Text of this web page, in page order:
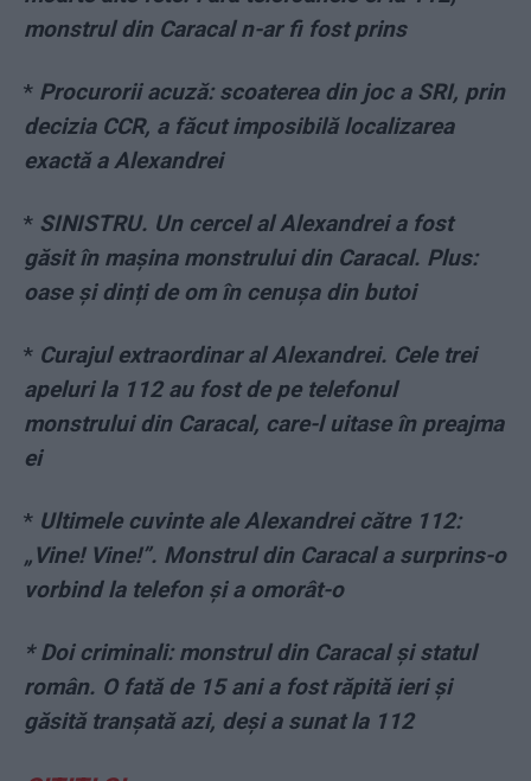
monstrul din Caracal n-ar fi fost prins
* Procurorii acuză: scoaterea din joc a SRI, prin
decizia CCR, a făcut imposibilă localizarea
exactă a Alexandrei
* SINISTRU. Un cercel al Alexandrei a fost
găsit în mașina monstrului din Caracal. Plus:
oase și dinți de om în cenușa din butoi
* Curajul extraordinar al Alexandrei. Cele trei
apeluri la 112 au fost de pe telefonul
monstrului din Caracal, care-l uitase în preajma
ei
* Ultimele cuvinte ale Alexandrei către 112:
„Vine! Vine!”. Monstrul din Caracal a surprins-o
vorbind la telefon și a omorât-o
* Doi criminali: monstrul din Caracal și statul
român. O fată de 15 ani a fost răpită ieri și
găsită tranșată azi, deși a sunat la 112